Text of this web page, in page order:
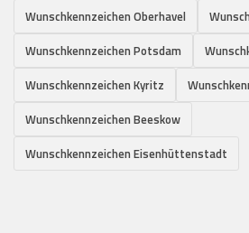
Wunschkennzeichen Oberhavel
Wunschkennzeichen Potsdam
Wunschkennzeichen Kyritz
Wunschkennzeichen Beeskow
Wunschkennzeichen Eisenhüttenstadt